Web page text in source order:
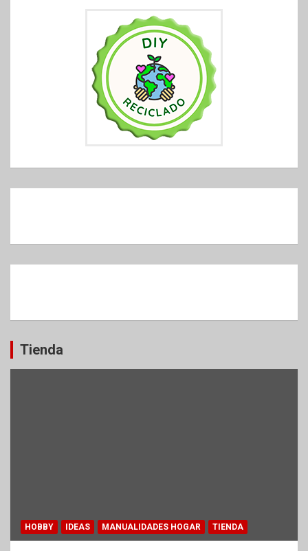
Tienda
HOBBY IDEAS MANUALIDADES HOGAR TIENDA